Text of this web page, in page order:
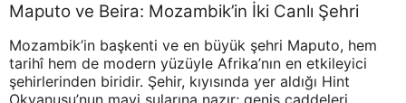
Maputo ve Beira: Mozambik’in İki Canlı Şehri
Mozambik’in başkenti ve en büyük şehri Maputo, hem
tarihî hem de modern yüzüyle Afrika’nın en etkileyici
şehirlerinden biridir. Şehir, kıyısında yer aldığı Hint